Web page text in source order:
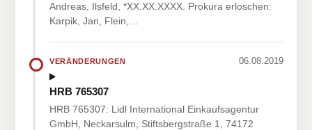
Andreas, Ilsfeld, *XX.XX.XXXX. Prokura erloschen:
Karpik, Jan, Flein,…
VERÄNDERUNGEN 06.08.2019
HRB 765307
HRB 765307: Lidl International Einkaufsagentur
GmbH, Neckarsulm, Stiftsbergstraße 1, 74172